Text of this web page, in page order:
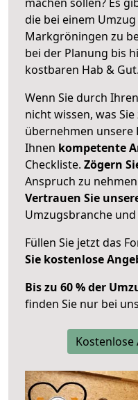
die bei einem
Markgröningen zu
bei der Planung bis
kostbaren Hab & Gut.
Wenn Sie durch
nicht wissen, was
übernehmen unsere
Ihnen kompetente
Checkliste. Zögern
Anspruch zu
Vertrauen Sie
Umzugsbranche
Füllen Sie jetzt das
Sie kostenlose
Bis zu 60 % der
finden Sie nur bei